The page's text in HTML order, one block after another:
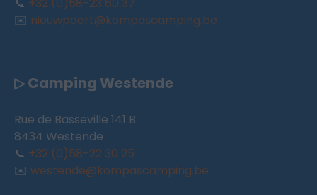
✉️ nieuwpoort@kompascamping.be
▷ Camping Westende
Rue de Basseville 141 B
8434 Westende
📞 +32 (0)58-22 30 25
✉️ westende@kompascamping.be